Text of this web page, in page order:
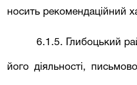
носить рекомендаційний
6.1.5. Глибоцький
його діяльності,